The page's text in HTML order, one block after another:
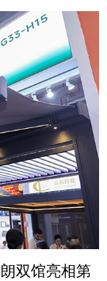
双馆亮相第